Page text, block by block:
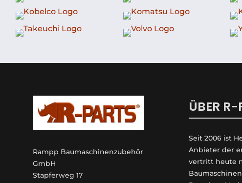
Rampp Baumaschinenzubehör
GmbH
Stapferweg 17
ÜBER R-
Seit 2006 ist
An­bieter der
vertritt heute